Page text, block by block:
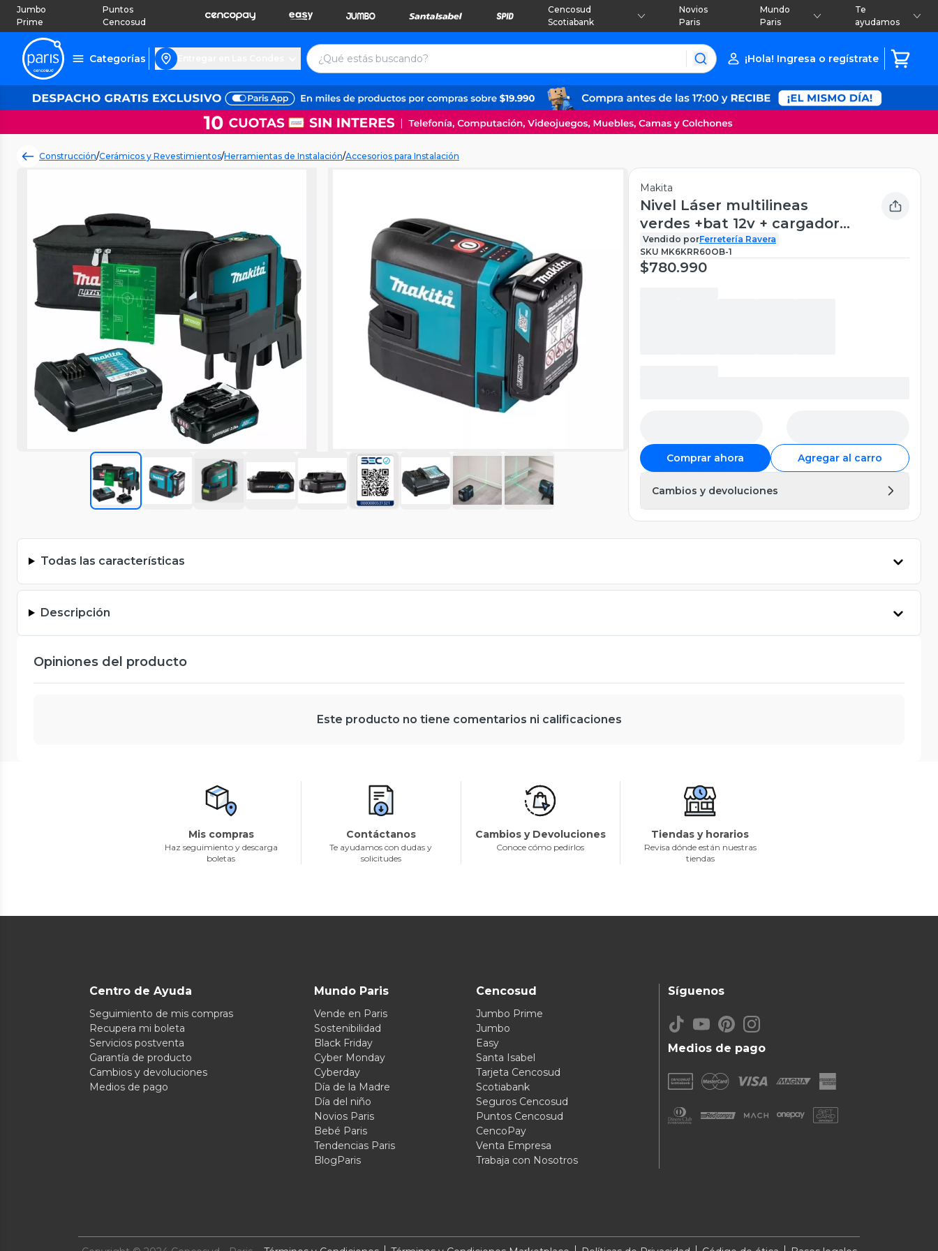
Jumbo
Prime
Puntos
Cencosud
Cencosud
Scotiabank
Novios
Paris
Mundo
Paris
Te
ayudamos
Categorías ¡Hola! Ingresa o regístrate
Construcción/Cerámicos y Revestimientos/Herramientas de Instalación/Accesorios para Instalación
Makita
Nivel Láser multilineas
verdes +bat 12v + cargador
SK105GDZ Makita
Vendido porFerretería Ravera
SKU MK6KRR60OB-1
$780.990
Comprar ahora Agregar al carro
Cambios y devoluciones
Todas las características
Descripción
Opiniones del producto
Este producto no tiene comentarios ni calificaciones
Mis compras
Haz seguimiento y descarga
boletas
Contáctanos
Te ayudamos con dudas y
solicitudes
Cambios y Devoluciones
Conoce cómo pedirlos
Tiendas y horarios
Revisa dónde están nuestras
tiendas
Centro de Ayuda
Seguimiento de mis compras
Recupera mi boleta
Servicios postventa
Garantía de producto
Cambios y devoluciones
Medios de pago
Mundo Paris
Vende en Paris
Sostenibilidad
Black Friday
Cyber Monday
Cyberday
Día de la Madre
Día del niño
Novios Paris
Bebé Paris
Tendencias Paris
BlogParis
Cencosud
Jumbo Prime
Jumbo
Easy
Santa Isabel
Tarjeta Cencosud
Scotiabank
Seguros Cencosud
Puntos Cencosud
CencoPay
Venta Empresa
Trabaja con Nosotros
Medios de pago
Síguenos